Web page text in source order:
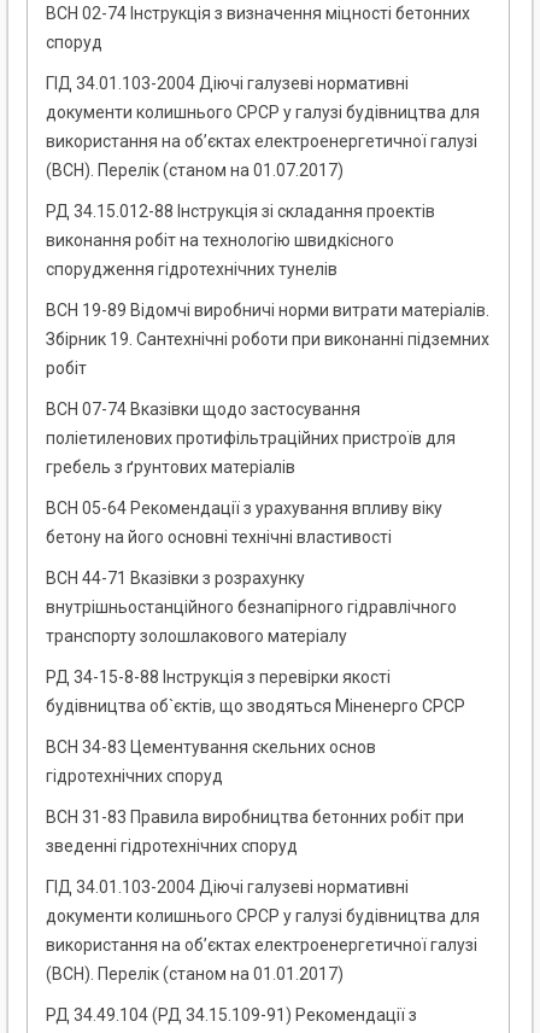
ВСН 02-74 Інструкція з визначення міцності бетонних
споруд
ГІД 34.01.103-2004 Діючі галузеві нормативні
документи колишнього СРСР у галузі будівництва для
використання на об’єктах електроенергетичної галузі
(ВСН). Перелік (станом на 01.07.2017)
РД 34.15.012-88 Інструкція зі складання проектів
виконання робіт на технологію швидкісного
спорудження гідротехнічних тунелів
ВСН 19-89 Відомчі виробничі норми витрати матеріалів.
Збірник 19. Сантехнічні роботи при виконанні підземних
робіт
ВСН 07-74 Вказівки щодо застосування
поліетиленових протифільтраційних пристроїв для
гребель з ґрунтових матеріалів
ВСН 05-64 Рекомендації з урахування впливу віку
бетону на його основні технічні властивості
ВСН 44-71 Вказівки з розрахунку
внутрішньостанційного безнапірного гідравлічного
транспорту золошлакового матеріалу
РД 34-15-8-88 Інструкція з перевірки якості
будівництва об`єктів, що зводяться Міненерго СРСР
ВСН 34-83 Цементування скельних основ
гідротехнічних споруд
ВСН 31-83 Правила виробництва бетонних робіт при
зведенні гідротехнічних споруд
ГІД 34.01.103-2004 Діючі галузеві нормативні
документи колишнього СРСР у галузі будівництва для
використання на об’єктах електроенергетичної галузі
(ВСН). Перелік (станом на 01.01.2017)
РД 34.49.104 (РД 34.15.109-91) Рекомендації з